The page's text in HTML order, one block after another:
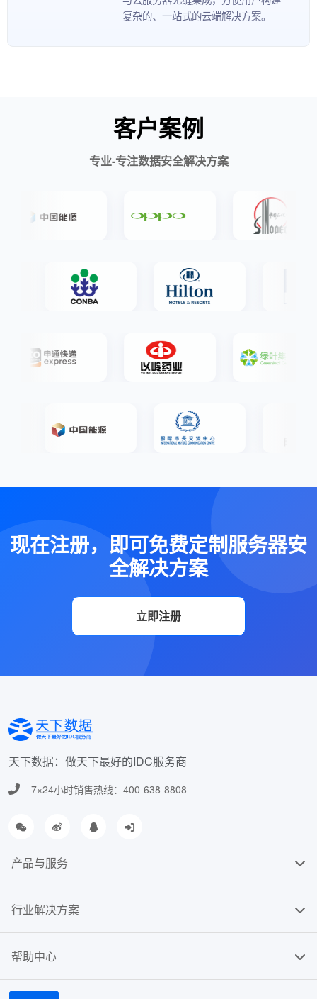
复杂的、一站式的云端解决方案。
客户案例
专业-专注数据安全解决方案
现在注册，即可免费定制服务器安
全解决方案
立即注册
天下数据：做天下最好的IDC服务商
7×24小时销售热线：400-638-8808
产品与服务
行业解决方案
帮助中心